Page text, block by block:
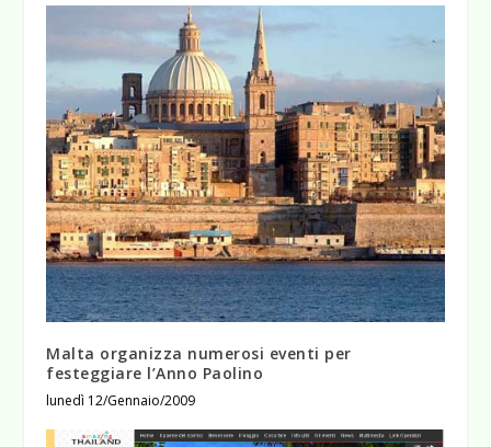
Malta organizza numerosi eventi per
festeggiare l’Anno Paolino
lunedì 12/Gennaio/2009